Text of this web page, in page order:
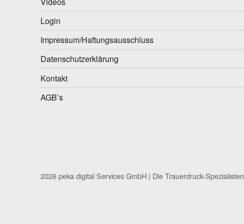
Login
Impressum/Haftungsausschluss
Datenschutzerklärung
Kontakt
AGB’s
2026 peka digital Services GmbH | Die Trauerdruck-Spezialisten